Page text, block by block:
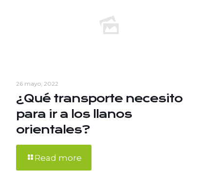
26 mayo, 2022
¿Qué transporte necesito
para ir a los llanos
orientales?
Read more